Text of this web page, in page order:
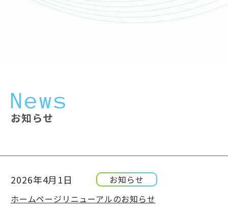
News
お知らせ
2026年4月1日
お知らせ
ホームページリニューアルのお知らせ